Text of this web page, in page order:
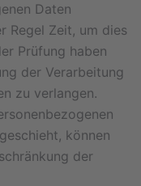
Daten
Regel Zeit, um dies
Prüfung haben
der Verarbeitung
zu verlangen.
können
der